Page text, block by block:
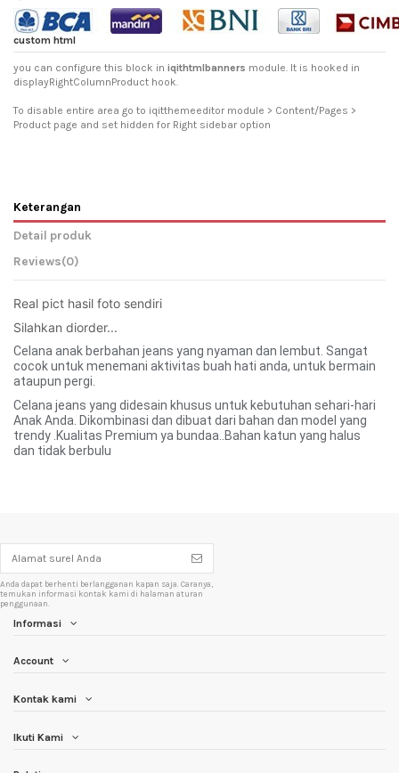
custom html
you can configure this block in iqithtmlbanners module. It is hooked in
displayRightColumnProduct hook.
To disable entire area go to iqitthemeeditor module > Content/Pages >
Product page and set hidden for Right sidebar option
Keterangan
Detail produk
Reviews(0)
Real pict hasil foto sendiri
Silahkan diorder...
Celana anak berbahan jeans yang nyaman dan lembut. Sangat
cocok untuk menemani aktivitas buah hati anda, untuk bermain
ataupun pergi.
Celana jeans yang didesain khusus untuk kebutuhan sehari-hari
Anak Anda. Dikombinasi dan dibuat dari bahan dan model yang
trendy .Kualitas Premium ya bundaa..Bahan katun yang halus
dan tidak berbulu
Anda dapat berhenti berlangganan kapan saja. Caranya,
temukan informasi kontak kami di halaman aturan
penggunaan.
Informasi
Account
Kontak kami
Ikuti Kami